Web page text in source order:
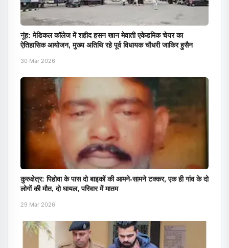
नूंह: मेडिकल कॉलेज में शहीद हसन खान मेवाती एकेडमिक चेयर का
ऐतिहासिक आयोजन, मुख्य अतिथि रहे पूर्व विधायक चौधरी जाकिर हुसैन
30 Mar 2026
कुरुक्षेत्र: पिहोवा के पास दो बाइकों की आमने-सामने टक्कर, एक ही गांव के दो
लोगों की मौत, दो घायल, परिवार में मातम
29 Mar 2026